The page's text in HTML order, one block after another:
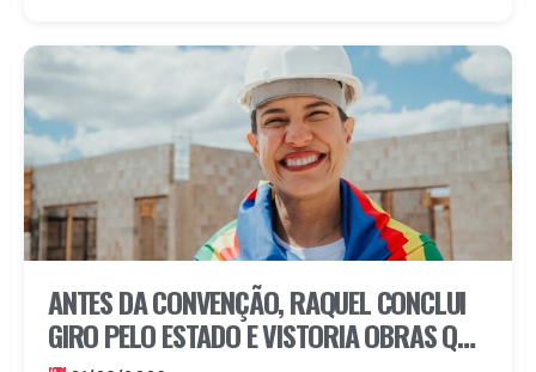
ANTES DA CONVENÇÃO, RAQUEL CONCLUI
GIRO PELO ESTADO E VISTORIA OBRAS QUE